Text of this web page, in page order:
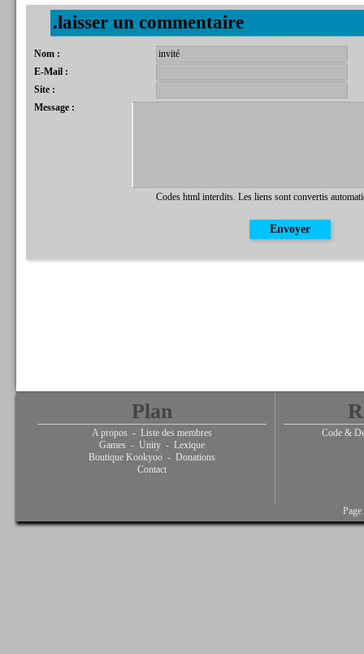
.laisser un commentaire
Nom :
E-Mail :
Site :
Message :
Codes html interdits. Les liens sont convertis
Plan
A propos - Liste des membres
Games - Unity - Lexique
Boutique Kookyoo - Donations
Contact
Code &